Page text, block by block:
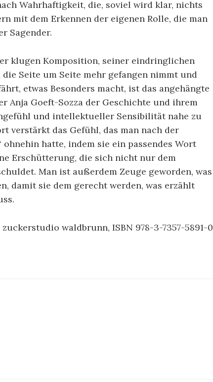
Wahrhaftigkeit, die, soviel wird klar, nichts
mit dem Erkennen der eigenen Rolle, die man
Sagender.
klugen Komposition, seiner eindringlichen
Seite um Seite mehr gefangen nimmt und
etwas Besonders macht, ist das angehängte
Anja Goeft-Sozza der Geschichte und ihrem
und intellektueller Sensibilität nahe zu
verstärkt das Gefühl, das man nach der
ohnehin hatte, indem sie ein passendes Wort
Erschütterung, die sich nicht nur dem
Man ist außerdem Zeuge geworden, was
damit sie dem gerecht werden, was erzählt
waldbrunn, ISBN 978-3-7357-5891-0